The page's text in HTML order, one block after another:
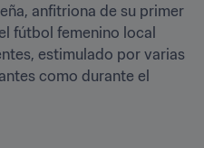
anfitriona de su primer
fútbol femenino local
estimulado por varias
como durante el